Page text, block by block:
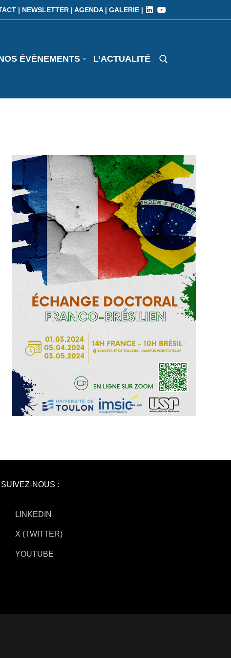
| NEWSLETTER | AGENDA | GALERIE |
ÉVÈNEMENTS L’ACTUALITÉ
SUIVEZ-NOUS :
LINKEDIN
X (TWITTER)
YOUTUBE